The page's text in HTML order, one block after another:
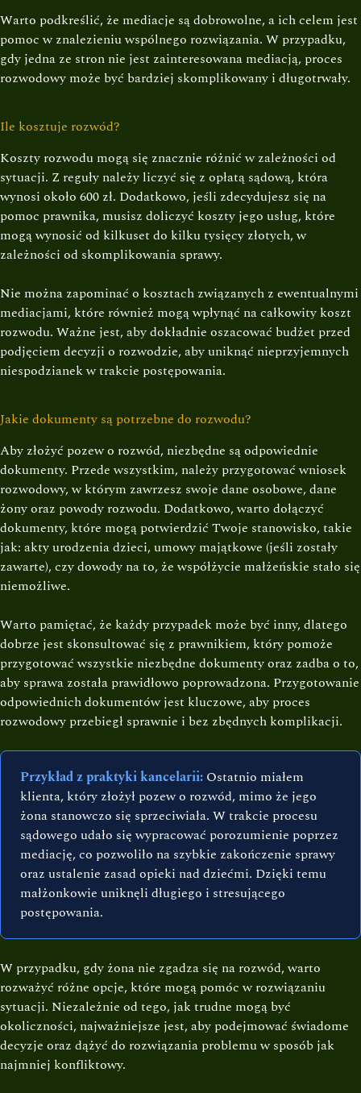
Warto podkreślić, że mediacje są dobrowolne, a ich celem jest
pomoc w znalezieniu wspólnego rozwiązania. W przypadku,
gdy jedna ze stron nie jest zainteresowana mediacją, proces
rozwodowy może być bardziej skomplikowany i długotrwały.
Ile kosztuje rozwód?
Koszty rozwodu mogą się znacznie różnić w zależności od
sytuacji. Z reguły należy liczyć się z opłatą sądową, która
wynosi około 600 zł. Dodatkowo, jeśli zdecydujesz się na
pomoc prawnika, musisz doliczyć koszty jego usług, które
mogą wynosić od kilkuset do kilku tysięcy złotych, w
zależności od skomplikowania sprawy.
Nie można zapominać o kosztach związanych z ewentualnymi
mediacjami, które również mogą wpłynąć na całkowity koszt
rozwodu. Ważne jest, aby dokładnie oszacować budżet przed
podjęciem decyzji o rozwodzie, aby uniknąć nieprzyjemnych
niespodzianek w trakcie postępowania.
Jakie dokumenty są potrzebne do rozwodu?
Aby złożyć pozew o rozwód, niezbędne są odpowiednie
dokumenty. Przede wszystkim, należy przygotować wniosek
rozwodowy, w którym zawrzesz swoje dane osobowe, dane
żony oraz powody rozwodu. Dodatkowo, warto dołączyć
dokumenty, które mogą potwierdzić Twoje stanowisko, takie
jak: akty urodzenia dzieci, umowy majątkowe (jeśli zostały
zawarte), czy dowody na to, że współżycie małżeńskie stało się
niemożliwe.
Warto pamiętać, że każdy przypadek może być inny, dlatego
dobrze jest skonsultować się z prawnikiem, który pomoże
przygotować wszystkie niezbędne dokumenty oraz zadba o to,
aby sprawa została prawidłowo poprowadzona. Przygotowanie
odpowiednich dokumentów jest kluczowe, aby proces
rozwodowy przebiegł sprawnie i bez zbędnych komplikacji.
Przykład z praktyki kancelarii: Ostatnio miałem
klienta, który złożył pozew o rozwód, mimo że jego
żona stanowczo się sprzeciwiała. W trakcie procesu
sądowego udało się wypracować porozumienie poprzez
mediację, co pozwoliło na szybkie zakończenie sprawy
oraz ustalenie zasad opieki nad dziećmi. Dzięki temu
małżonkowie uniknęli długiego i stresującego
postępowania.
W przypadku, gdy żona nie zgadza się na rozwód, warto
rozważyć różne opcje, które mogą pomóc w rozwiązaniu
sytuacji. Niezależnie od tego, jak trudne mogą być
okoliczności, najważniejsze jest, aby podejmować świadome
decyzje oraz dążyć do rozwiązania problemu w sposób jak
najmniej konfliktowy.